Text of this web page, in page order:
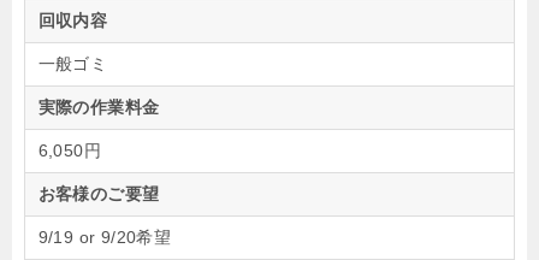
回収内容
一般ゴミ
実際の作業料金
6,050円
お客様のご要望
9/19 or 9/20希望